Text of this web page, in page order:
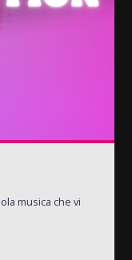
musica che vi